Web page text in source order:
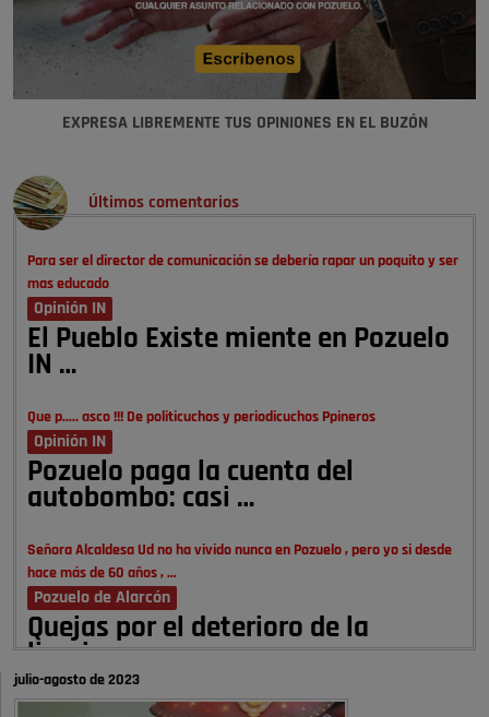
EXPRESA LIBREMENTE TUS OPINIONES EN EL BUZÓN
Últimos comentarios
Para ser el director de comunicación se debería rapar un poquito y ser
mas educado
Opinión IN
El Pueblo Existe miente en Pozuelo
IN …
Que p..... asco !!! De politicuchos y periodicuchos Ppineros
Opinión IN
Pozuelo paga la cuenta del
autobombo: casi …
Señora Alcaldesa Ud no ha vivido nunca en Pozuelo , pero yo si desde
hace más de 60 años , …
Pozuelo de Alarcón
Quejas por el deterioro de la
limpieza …
A ver si es posible que haya vivienda para familias con hijos y no
julio-agosto de 2023